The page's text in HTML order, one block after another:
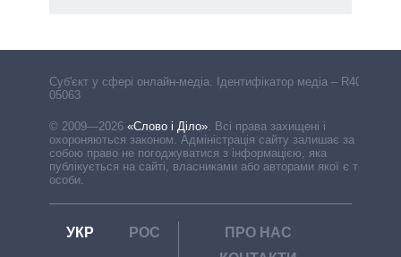
Cуб'єкт у сфері онлайн-медіа. Ідентифікатор медіа – R40-
05063
© 2009—2026 «Слово і Діло» Всі права захищені і
охороняються законом. Адміністрація сайту залишає за
собою право не погоджуватися з інформацією, яка
публікується на сайті, власниками або авторами якої є треті
особи.
УКР РОС
ПРО НАС